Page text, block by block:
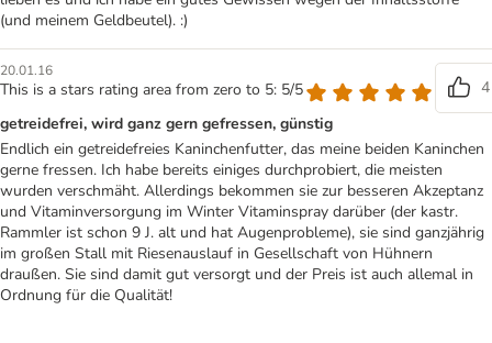
(und meinem Geldbeutel). :)
20.01.16
This is a stars rating area from zero to 5: 5/5
4
getreidefrei, wird ganz gern gefressen, günstig
Endlich ein getreidefreies Kaninchenfutter, das meine beiden Kaninchen
gerne fressen. Ich habe bereits einiges durchprobiert, die meisten
wurden verschmäht. Allerdings bekommen sie zur besseren Akzeptanz
und Vitaminversorgung im Winter Vitaminspray darüber (der kastr.
Rammler ist schon 9 J. alt und hat Augenprobleme), sie sind ganzjährig
im großen Stall mit Riesenauslauf in Gesellschaft von Hühnern
draußen. Sie sind damit gut versorgt und der Preis ist auch allemal in
Ordnung für die Qualität!